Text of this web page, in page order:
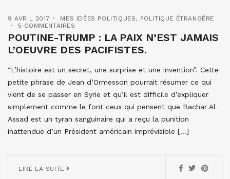
9 AVRIL 2017 MES IDÉES POLITIQUES, POLITIQUE ÉTRANGÈRE
5 COMMENTAIRES
POUTINE-TRUMP : LA PAIX N’EST JAMAIS
L’OEUVRE DES PACIFISTES.
“L’histoire est un secret, une surprise et une invention”. Cette
petite phrase de Jean d’Ormesson pourrait résumer ce qui
vient de se passer en Syrie et qu’il est difficile d’expliquer
simplement comme le font ceux qui pensent que Bachar Al
Assad est un tyran sanguinaire qui a reçu la punition
inattendue d’un Président américain imprévisible […]
LIRE LA SUITE